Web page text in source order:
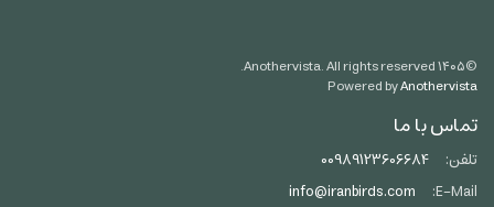
©۱۴۰۵
Powered byAnothervista
تماس با ما
تلفن:
00989123606684
E-Mail:
info@iranbirds.com